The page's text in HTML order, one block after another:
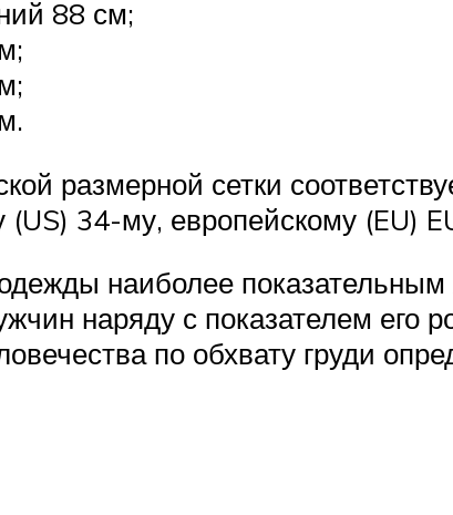
88 см;
размерной сетки
34-му, европейскому (EU)
наиболее показательным
наряду с показателем его
по обхвату груди